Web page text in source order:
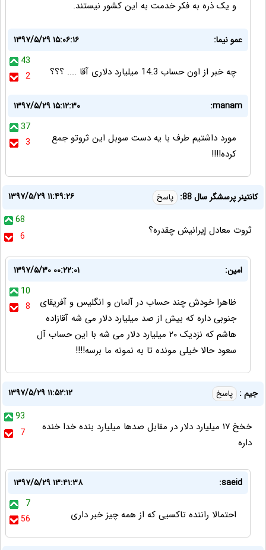
و یک ذره به فکر خدمت به این کشور نیستند.
عمو نیما:
۱۳۹۷/۵/۲۹ ۱۵:۰۶:۱۶
43
2
چه خبر از اون حساب 14.3 میلیارد دلاری آقا .... ؟؟؟
manam:
۱۳۹۷/۵/۲۹ ۱۵:۱۲:۳۰
37
3
مورد داشتیم طرف با یه دست سوبل این ثروتو جمع
کرده!!!!
كانتينر پرسشگر سال 88: پاسخ
۱۳۹۷/۵/۲۹ ۱۱:۴۹:۲۶
68
6
ثروت معادل إيرانيش چقدره؟
امین:
۱۳۹۷/۵/۳۰ ۰۰:۲۲:۰۱
10
8
ظاهرا خودش چند حساب در آلمان و انگلیس و آفریقای
جنوبی داره که بیش از صد میلیارد دلار می شه آقازاده
هاشم که نزدیک ۲۰ میلیارد دلار می شه با این حساب آل
سعود حالا خیلی مونده تا به نمونه ما برسه!!!!
جیم : پاسخ
۱۳۹۷/۵/۲۹ ۱۱:۵۲:۱۲
93
7
خخخ ۱۷ میلیارد دلار در مقابل صدها میلیارد بنده خدا خنده
داره
saeid:
۱۳۹۷/۵/۲۹ ۱۳:۴۱:۳۸
7
56
احتمالا راننده تاکسیی که از همه چیز خبر داری